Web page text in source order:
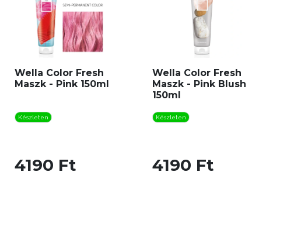
Wella Color Fresh
Maszk - Pink 150ml
Készleten
4190 Ft
Wella Color Fresh
Maszk - Pink Blush
150ml
Készleten
4190 Ft